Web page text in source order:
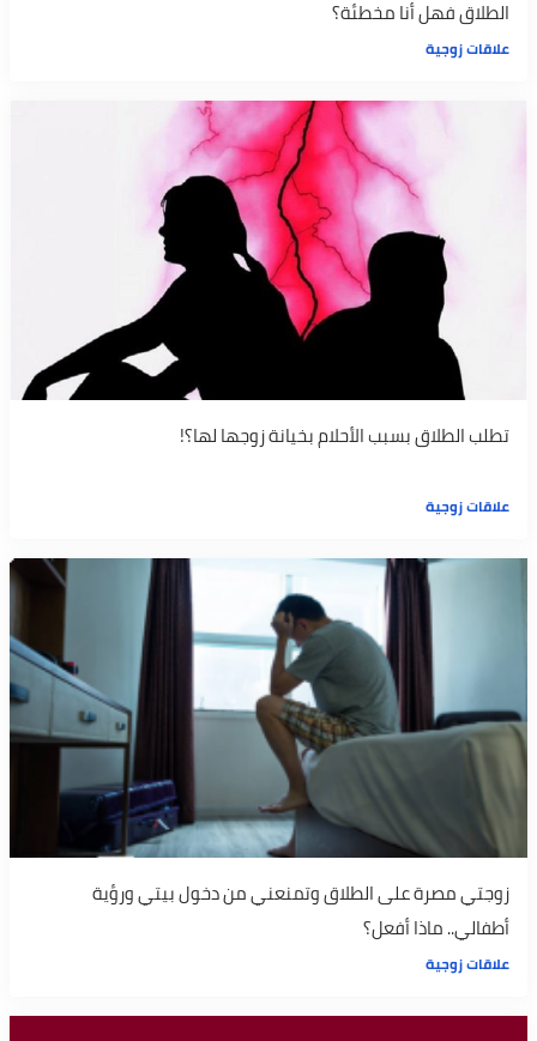
الطلاق فهل أنا مخطئة؟
علاقات زوجية
تطلب الطلاق بسبب الأحلام بخيانة زوجها لها؟!
علاقات زوجية
زوجتي مصرة على الطلاق وتمنعني من دخول بيتي ورؤية
أطفالي.. ماذا أفعل؟
علاقات زوجية